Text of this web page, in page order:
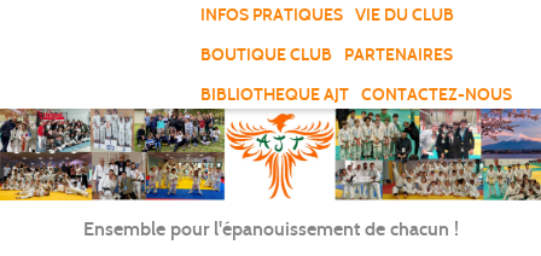
INFOS PRATIQUES
VIE DU CLUB
BOUTIQUE CLUB
PARTENAIRES
BIBLIOTHEQUE AJT
CONTACTEZ-NOUS
Ensemble pour l'épanouissement de chacun !
Panneau de gestion des cookies